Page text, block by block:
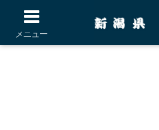
メニュー